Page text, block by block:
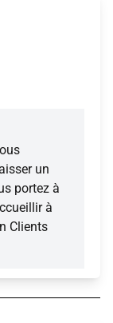
un
portez à
à
Clients